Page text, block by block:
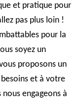
et pratique pour
pas plus loin !
pour la
soyez un
proposons un
et à votre
engageons à